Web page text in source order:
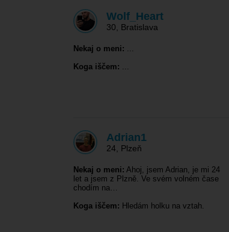
Wolf_Heart
30 Bratislava
Nekaj o meni: ...
Koga iščem: ...
Adrian1
24 Plzeň
Nekaj o meni: Ahoj, jsem Adrian, je mi 24
let a jsem z Plzně. Ve svém volném čase
chodím na…
Koga iščem: Hledám holku na vztah.